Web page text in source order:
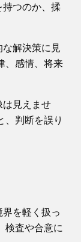
持つのか、揉
解決策に見
、感情、将来
は見えませ
、判断を誤り
を軽く扱っ
検査や合意に